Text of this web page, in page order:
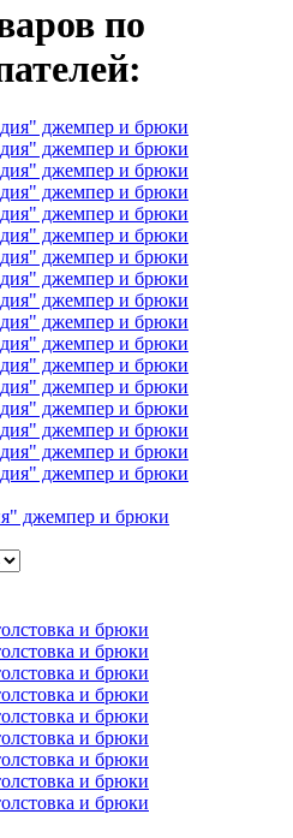
по
джемпер и брюки